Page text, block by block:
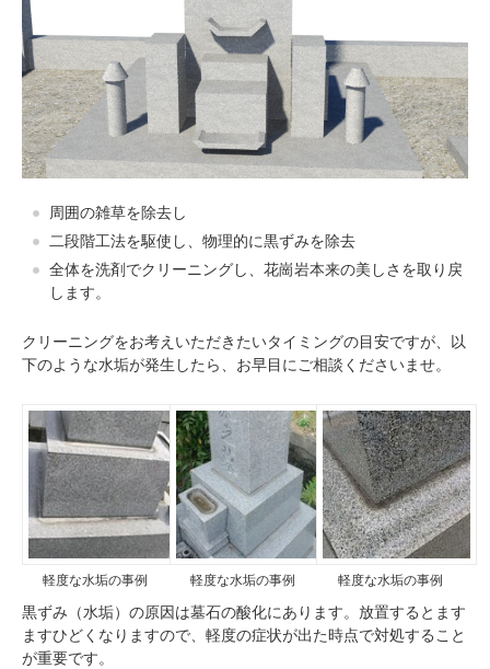
周囲の雑草を除去し
二段階工法を駆使し、物理的に黒ずみを除去
全体を洗剤でクリーニングし、花崗岩本来の美しさを取り戻
します。
クリーニングをお考えいただきたいタイミングの目安ですが、以
下のような水垢が発生したら、お早目にご相談くださいませ。
軽度な水垢の事例 軽度な水垢の事例 軽度な水垢の事例
黒ずみ（水垢）の原因は墓石の酸化にあります。放置するとます
ますひどくなりますので、軽度の症状が出た時点で対処すること
が重要です。